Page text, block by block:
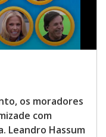
os moradores
com
Leandro Hassum